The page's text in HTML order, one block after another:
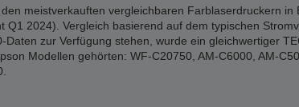
meistverkauften vergleichbaren Farblaserdruckern
Q1 2024). Vergleich basierend auf dem typischen
Daten zur Verfügung stehen, wurde ein gleichwertiger
Modellen gehörten: WF-C20750, AM-C6000, AM-